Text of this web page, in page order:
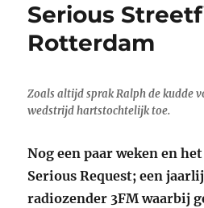
Serious
Rotterdam
Zoals altijd sprak Ralph de kudde
wedstrijd hartstochtelijk toe.
Nog een paar weken en
Serious Request; een
radiozender 3FM waarbij